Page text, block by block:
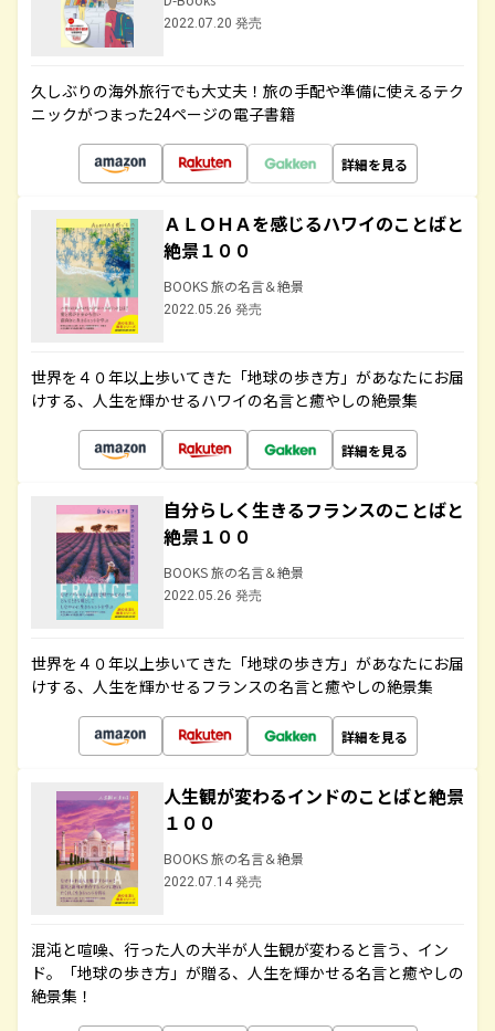
2022.07.20 発売
久しぶりの海外旅行でも大丈夫！旅の手配や準備に使えるテク
ニックがつまった24ページの電子書籍
詳細を見る
ＡＬＯＨＡを感じるハワイのことばと
絶景１００
BOOKS 旅の名言＆絶景
2022.05.26 発売
世界を４０年以上歩いてきた「地球の歩き方」があなたにお届
けする、人生を輝かせるハワイの名言と癒やしの絶景集
詳細を見る
自分らしく生きるフランスのことばと
絶景１００
BOOKS 旅の名言＆絶景
2022.05.26 発売
世界を４０年以上歩いてきた「地球の歩き方」があなたにお届
けする、人生を輝かせるフランスの名言と癒やしの絶景集
詳細を見る
人生観が変わるインドのことばと絶景
１００
BOOKS 旅の名言＆絶景
2022.07.14 発売
混沌と喧噪、行った人の大半が人生観が変わると言う、イン
ド。「地球の歩き方」が贈る、人生を輝かせる名言と癒やしの
絶景集！